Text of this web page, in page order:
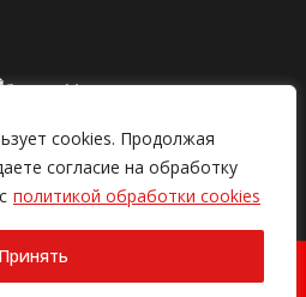
cookies. Продолжая
согласие на обработку
политикой обработки cookies
Принять